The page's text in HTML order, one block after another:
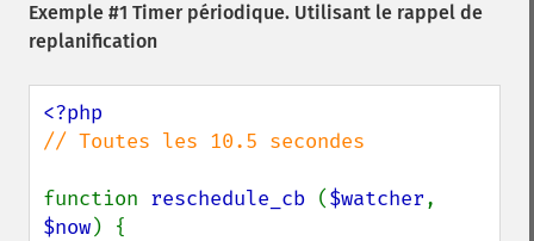
Exemple #1 Timer périodique. Utilisant le rappel de
replanification
// Toutes les 10.5 secondes
function reschedule_cb ($watcher
$now) {